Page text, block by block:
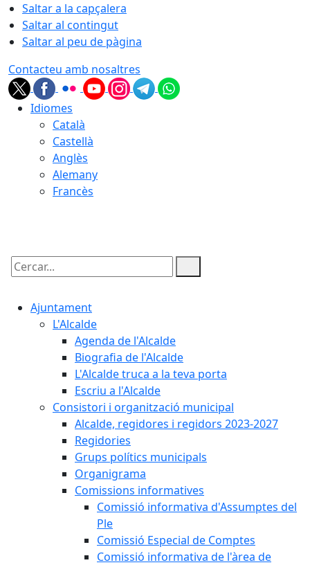
Saltar a la capçalera
Saltar al contingut
Saltar al peu de pàgina
Contacteu amb nosaltres
Idiomes
Català
Castellà
Anglès
Alemany
Francès
Cercar:
Ajuntament
L'Alcalde
Agenda de l'Alcalde
Biografia de l'Alcalde
L'Alcalde truca a la teva porta
Escriu a l'Alcalde
Consistori i organització municipal
Alcalde, regidores i regidors 2023-2027
Regidories
Grups polítics municipals
Organigrama
Comissions informatives
Comissió informativa d'Assumptes del
Ple
Comissió Especial de Comptes
Comissió informativa de l'àrea de